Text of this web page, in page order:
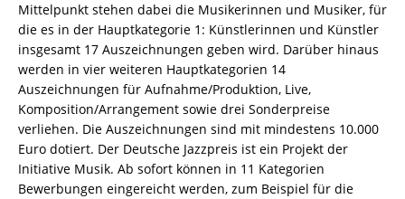
Mittelpunkt stehen dabei die Musikerinnen und Musiker, für
die es in der Hauptkategorie 1: Künstlerinnen und Künstler
insgesamt 17 Auszeichnungen geben wird. Darüber hinaus
werden in vier weiteren Hauptkategorien 14
Auszeichnungen für Aufnahme/Produktion, Live,
Komposition/Arrangement sowie drei Sonderpreise
verliehen. Die Auszeichnungen sind mit mindestens 10.000
Euro dotiert. Der Deutsche Jazzpreis ist ein Projekt der
Initiative Musik. Ab sofort können in 11 Kategorien
Bewerbungen eingereicht werden, zum Beispiel für die